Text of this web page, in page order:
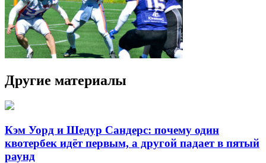
Другие материалы
Кэм Уорд и Шедур Сандерс: почему один
квотербек идёт первым, а другой падает в пятый
раунд